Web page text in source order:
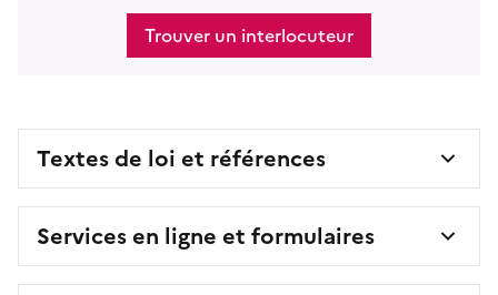
Trouver un interlocuteur
Textes de loi et références
Services en ligne et formulaires